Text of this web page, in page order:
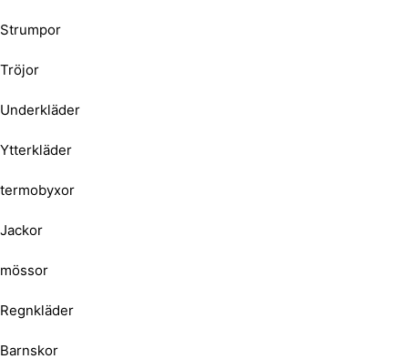
Strumpor
Tröjor
Underkläder
Ytterkläder
termobyxor
Jackor
mössor
Regnkläder
Barnskor